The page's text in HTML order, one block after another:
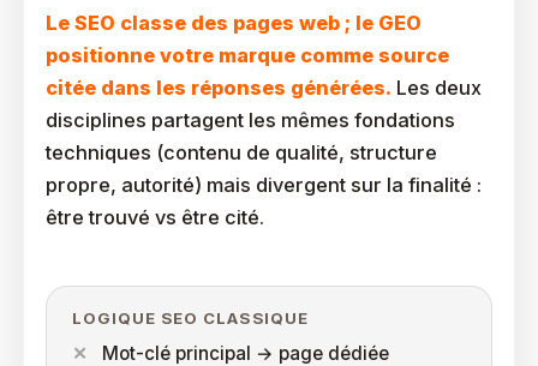
Le SEO classe des pages web ; le GEO
positionne votre marque comme source
citée dans les réponses générées. Les deux
disciplines partagent les mêmes fondations
techniques (contenu de qualité, structure
propre, autorité) mais divergent sur la finalité :
être trouvé vs être cité.
LOGIQUE SEO CLASSIQUE
Mot-clé principal → page dédiée